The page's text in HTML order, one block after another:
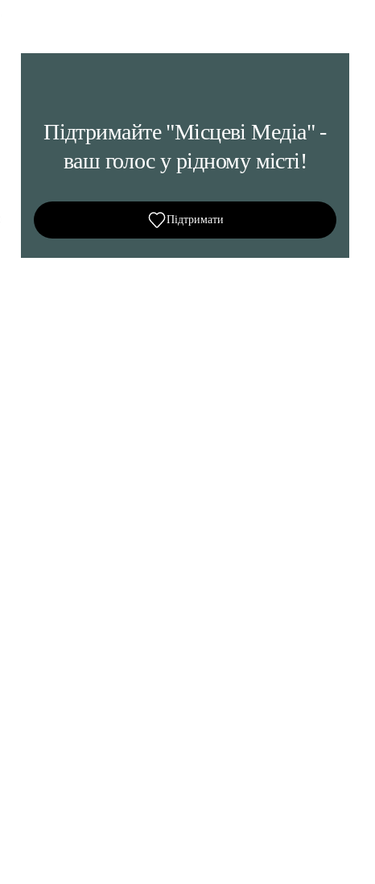
Підтримайте "Місцеві Медіа" -
ваш голос у рідному місті!
Підтримати